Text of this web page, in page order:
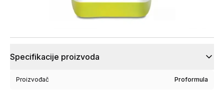
Specifikacije proizvoda
Proizvođač Proformula